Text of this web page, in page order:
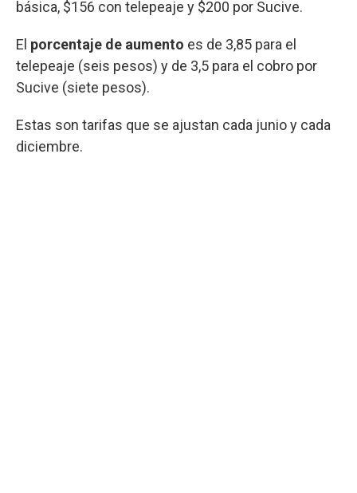
básica, $156 con telepeaje y $200 por Sucive.
El porcentaje de aumento es de 3,85 para el
telepeaje (seis pesos) y de 3,5 para el cobro por
Sucive (siete pesos).
Estas son tarifas que se ajustan cada junio y cada
diciembre.